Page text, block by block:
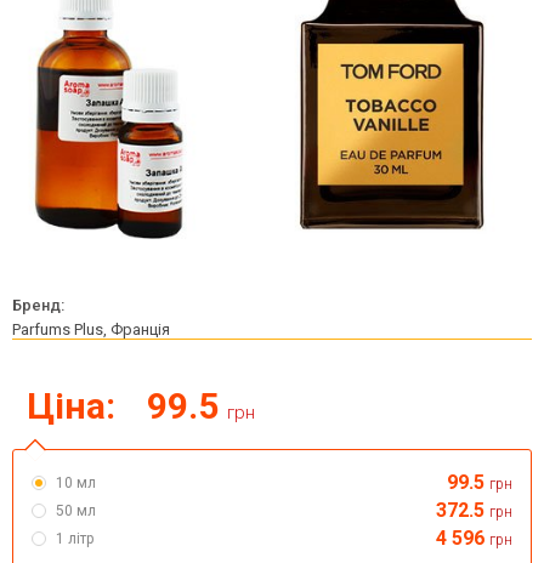
Бренд:
Parfums Plus, Франція
Ціна: 99.5 грн
10 мл 99.5 грн
50 мл
372.5 грн
1 літр
4 596 грн